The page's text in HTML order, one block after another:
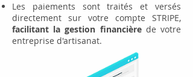
Les paiements sont traités et versés
directement sur votre compte STRIPE,
facilitant la gestion financièrede votre
entreprise d'artisanat.